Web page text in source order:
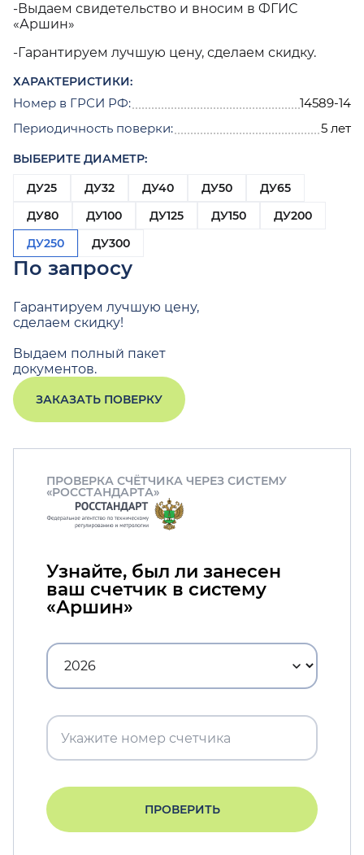
-Выдаем свидетельство и вносим в ФГИС
«Аршин»
-Гарантируем лучшую цену, сделаем скидку.
ХАРАКТЕРИСТИКИ:
Номер в ГРСИ РФ:
14589-14
Периодичность поверки:
5 лет
ВЫБЕРИТЕ ДИАМЕТР:
ДУ25
ДУ32 ДУ40 ДУ50
ДУ65
ДУ80
ДУ100 ДУ125 ДУ150
ДУ200
ДУ250
ДУ300
По запросу
Гарантируем лучшую цену,
сделаем скидку!
Выдаем полный пакет
документов.
ЗАКАЗАТЬ ПОВЕРКУ
ПРОВЕРКА СЧЁТЧИКА ЧЕРЕЗ СИСТЕМУ
«РОССТАНДАРТА»
Узнайте, был ли занесен
ваш счетчик в систему
«Аршин»
ПРОВЕРИТЬ